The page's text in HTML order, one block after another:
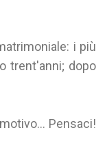
i più
trent'anni; dopo
Pensaci!